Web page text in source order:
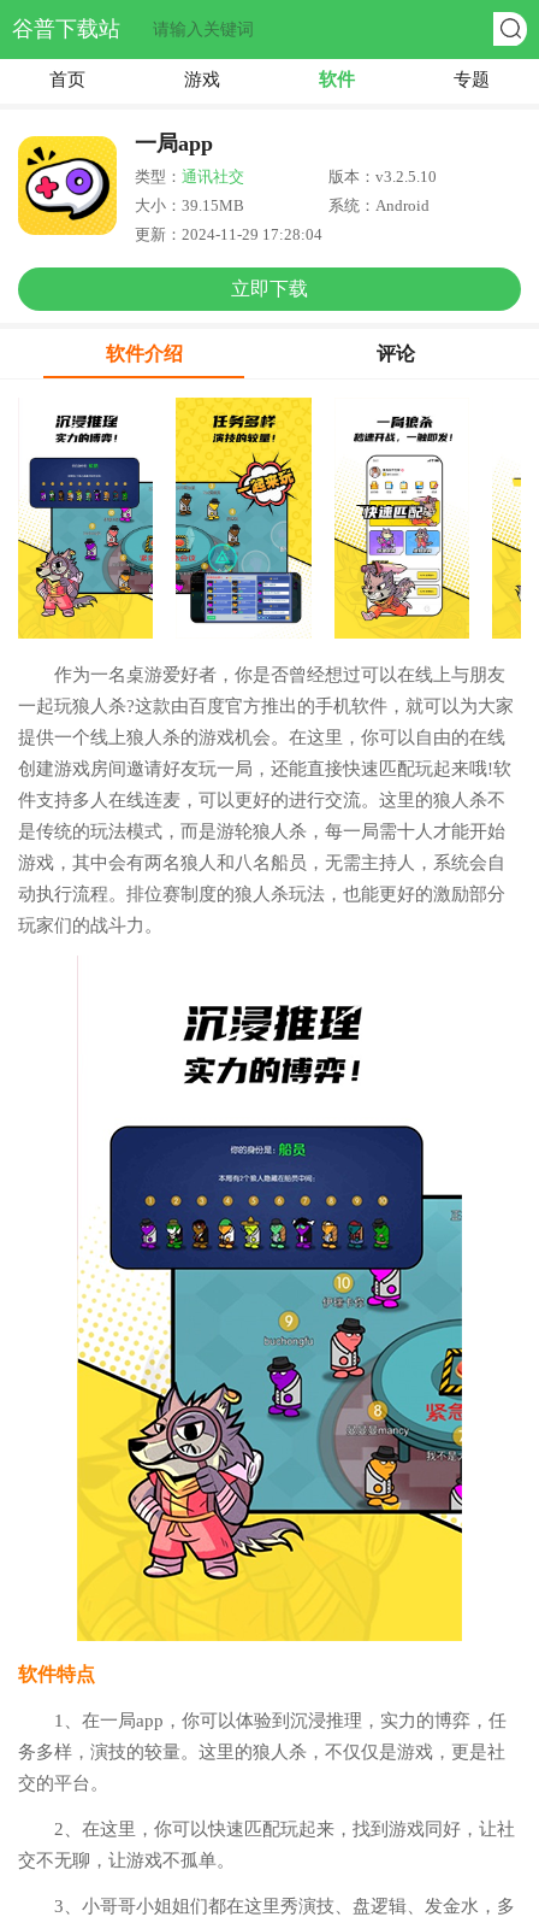
谷普下载站
首页 游戏 软件 专题
一局app
类型： 通讯社交
版本：v3.2.5.10
大小：39.15MB
系统：Android
更新：2024-11-29 17:28:04
立即下载
软件介绍 评论
作为一名桌游爱好者，你是否曾经想过可以在线上与朋友
一起玩狼人杀?这款由百度官方推出的手机软件，就可以为大家
提供一个线上狼人杀的游戏机会。在这里，你可以自由的在线
创建游戏房间邀请好友玩一局，还能直接快速匹配玩起来哦!软
件支持多人在线连麦，可以更好的进行交流。这里的狼人杀不
是传统的玩法模式，而是游轮狼人杀，每一局需十人才能开始
游戏，其中会有两名狼人和八名船员，无需主持人，系统会自
动执行流程。排位赛制度的狼人杀玩法，也能更好的激励部分
玩家们的战斗力。
软件特点
1、在一局app，你可以体验到沉浸推理，实力的博弈，任
务多样，演技的较量。这里的狼人杀，不仅仅是游戏，更是社
交的平台。
2、在这里，你可以快速匹配玩起来，找到游戏同好，让社
交不无聊，让游戏不孤单。
3、小哥哥小姐姐们都在这里秀演技、盘逻辑、发金水，多